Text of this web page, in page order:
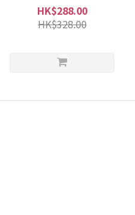
HK$288.00
HK$328.00